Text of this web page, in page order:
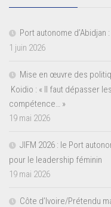
Port autonome
1 juin 2026
Mise en œuvre des
Koidio : « Il faut dépasser
compétence… »
19 mai 2026
JIFM 2026 : le Port
pour le leadership féminin
19 mai 2026
Côte d’Ivoire/Prétendu